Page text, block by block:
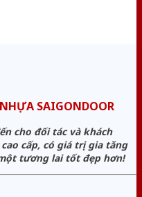
SAIGONDOOR
cho đối tác và khách
cấp, có giá trị gia tăng
tương lai tốt đẹp hơn!